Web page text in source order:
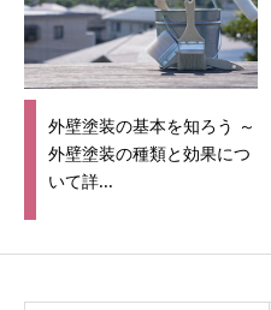
外壁塗装の基本を知ろう ～
外壁塗装の種類と効果につ
いて詳...